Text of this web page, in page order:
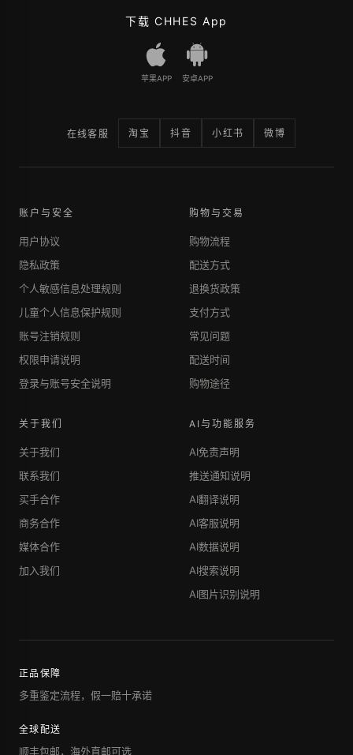
下载 CHHES App
苹果APP 安卓APP
在线客服 淘宝 抖音 小红书 微博
账户与安全
用户协议
隐私政策
个人敏感信息处理规则
儿童个人信息保护规则
账号注销规则
权限申请说明
登录与账号安全说明
购物与交易
购物流程
配送方式
退换货政策
支付方式
常见问题
配送时间
购物途径
关于我们
关于我们
联系我们
买手合作
商务合作
媒体合作
加入我们
AI与功能服务
AI免责声明
推送通知说明
AI翻译说明
AI客服说明
AI数据说明
AI搜索说明
AI图片识别说明
正品保障
多重鉴定流程，假一赔十承诺
全球配送
顺丰包邮，海外直邮可选